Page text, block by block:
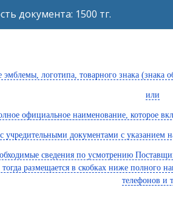
документа: 1500 тг.
эмблемы, логотипа, товарного знака
или
официальное наименование, которое
с учредительными документами с указанием
сведения по усмотрению
размещается в скобках ниже полного
телефонов и